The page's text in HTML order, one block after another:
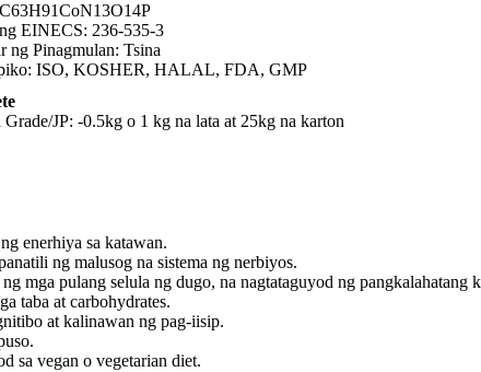
EINECS: 236-535-3
ng Pinagmulan: Tsina
ISO, KOSHER, HALAL, FDA, GMP
Grade/JP: -0.5kg o 1 kg na lata at 25kg na karton
enerhiya sa katawan.
ng malusog na sistema ng nerbiyos.
mga pulang selula ng dugo, na nagtataguyod ng pangkalahatang
taba at carbohydrates.
at kalinawan ng pag-iisip.
sa vegan o vegetarian diet.